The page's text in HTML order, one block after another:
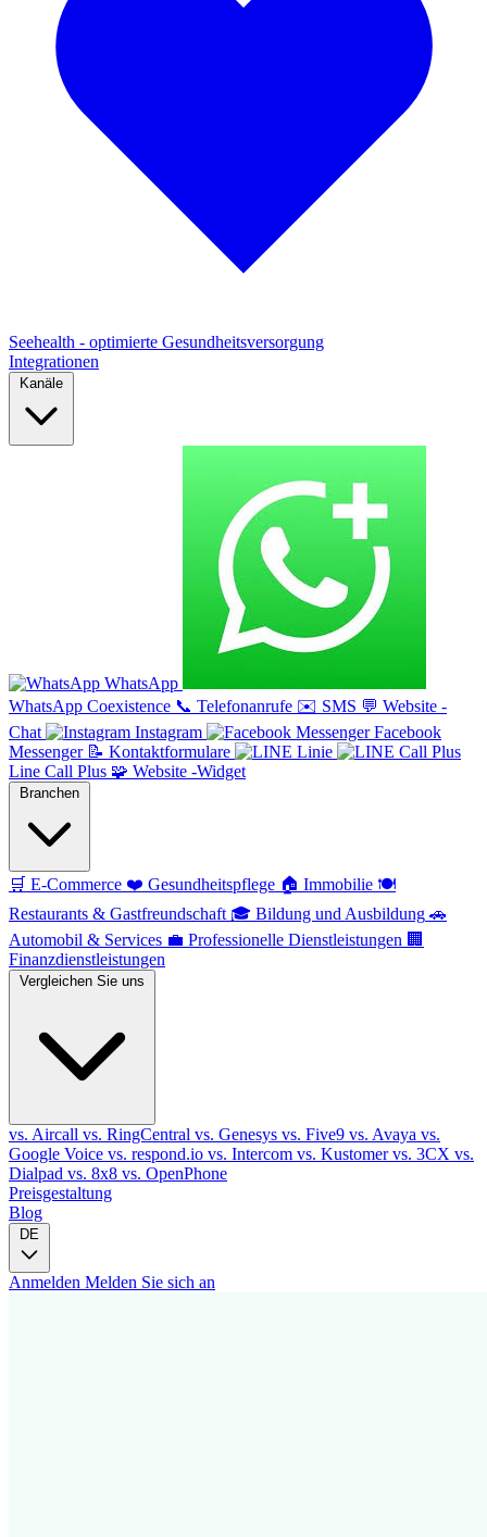
Seehealth - optimierte Gesundheitsversorgung
Integrationen
Kanäle
WhatsApp
WhatsApp Coexistence 📞 Telefonanrufe ✉️ SMS 💬 Website -
Chat
Instagram
Facebook
Messenger 📝 Kontaktformulare
Linie
Line Call Plus 🧩 Website -Widget
Branchen
🛒 E-Commerce ❤️ Gesundheitspflege 🏠 Immobilie 🍽️
Restaurants & Gastfreundschaft 🎓 Bildung und Ausbildung 🚗
Automobil & Services 💼 Professionelle Dienstleistungen 🏢
Finanzdienstleistungen
Vergleichen Sie uns
vs. Aircall vs. RingCentral vs. Genesys vs. Five9 vs. Avaya vs.
Google Voice vs. respond.io vs. Intercom vs. Kustomervs. 3CX vs.
Dialpad vs. 8x8 vs. OpenPhone
Preisgestaltung
Blog
DE
Anmelden Melden Sie sich an